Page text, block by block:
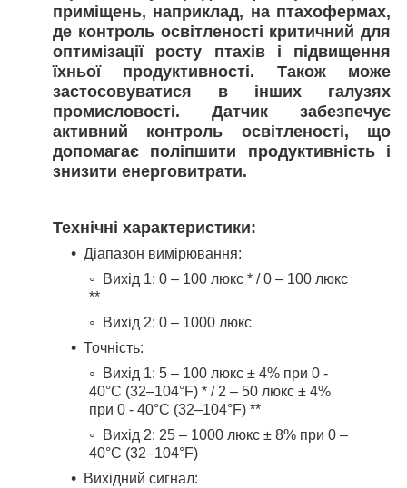
приміщень, наприклад, на птахофермах,
де контроль освітленості критичний для
оптимізації росту птахів і підвищення
їхньої продуктивності. Також може
застосовуватися в інших галузях
промисловості. Датчик забезпечує
активний контроль освітленості, що
допомагає поліпшити продуктивність і
знизити енерговитрати.
Технічні характеристики:
Діапазон вимірювання:
Вихід 1: 0 – 100 люкс * / 0 – 100 люкс
**
Вихід 2: 0 – 1000 люкс
Точність:
Вихід 1: 5 – 100 люкс ± 4% при 0 -
40°C (32–104°F) * / 2 – 50 люкс ± 4%
при 0 - 40°C (32–104°F) **
Вихід 2: 25 – 1000 люкс ± 8% при 0 –
40°C (32–104°F)
Вихідний сигнал: